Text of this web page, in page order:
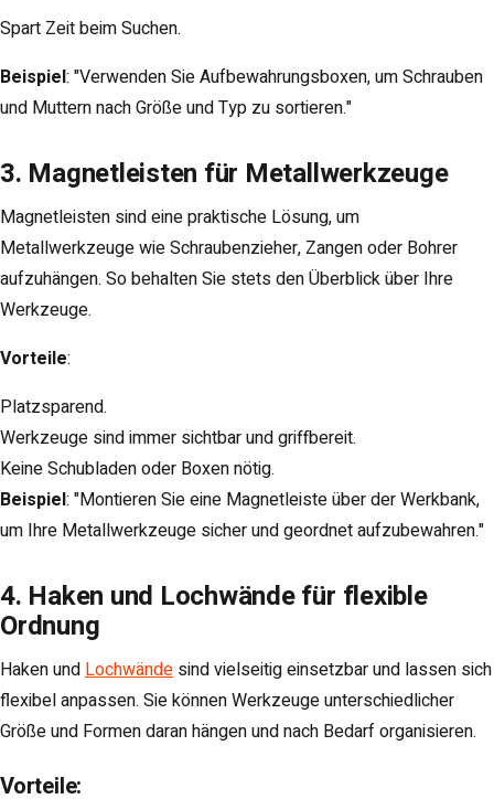
Spart Zeit beim Suchen.
Beispiel: "Verwenden Sie Aufbewahrungsboxen, um Schrauben
und Muttern nach Größe und Typ zu sortieren."
3. Magnetleisten für Metallwerkzeuge
Magnetleisten sind eine praktische Lösung, um
Metallwerkzeuge wie Schraubenzieher, Zangen oder Bohrer
aufzuhängen. So behalten Sie stets den Überblick über Ihre
Werkzeuge.
Vorteile:
Platzsparend.
Werkzeuge sind immer sichtbar und griffbereit.
Keine Schubladen oder Boxen nötig.
Beispiel: "Montieren Sie eine Magnetleiste über der Werkbank,
um Ihre Metallwerkzeuge sicher und geordnet aufzubewahren."
4. Haken und Lochwände für flexible
Ordnung
Haken undLochwände sind vielseitig einsetzbar und lassen sich
flexibel anpassen. Sie können Werkzeuge unterschiedlicher
Größe und Formen daran hängen und nach Bedarf organisieren.
Vorteile: